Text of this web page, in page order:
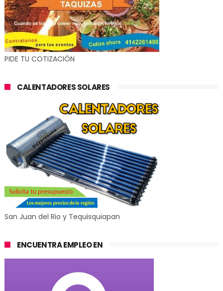
PIDE TU COTIZACIÓN
CALENTADORES SOLARES
San Juan del Rio y Tequisquiapan
ENCUENTRA EMPLEO EN